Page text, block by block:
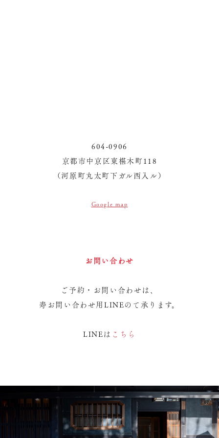
604-0906
京都市中京区東椹木町118
（河原町丸太町下ガル西入ル）
Google map
お問い合わせ
ご予約・お問い合わせは、
寿お問い合わせ用LINEのて承ります。
LINEは こちら